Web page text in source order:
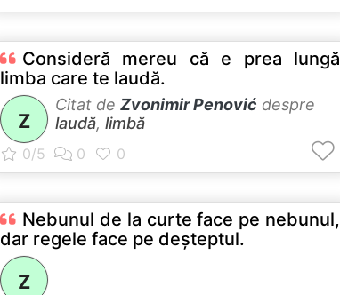
Consideră mereu că e prea lungă
limba care te laudă.
Z
Citat de Zvonimir Penović despre
laudă, limbă
Nebunul de la curte face pe nebunul,
dar regele face pe deşteptul.
Z